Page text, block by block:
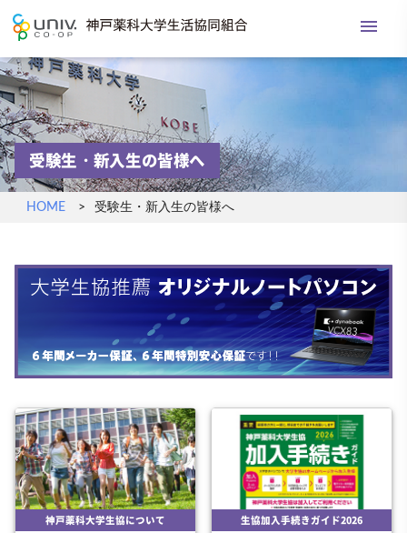
menu
神戸薬科大学生活協
受験生・新入生の皆様へ
HOME 受験生・新入生の皆様へ
神戸薬科大学生協について 生協加入手続きガイド2026